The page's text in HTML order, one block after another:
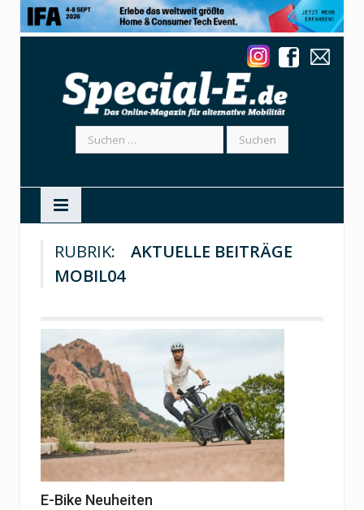
Suchen
nach:
RUBRIK:
AKTUELLE BEITRÄGE
MOBIL04
E-Bike Neuheiten